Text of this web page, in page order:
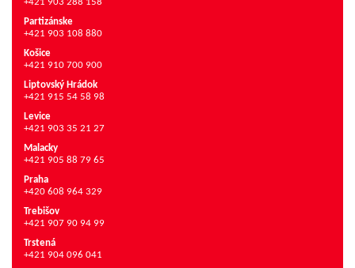
Partizánske
+421 903 108 880
Košice
+421 910 700 900
Liptovský Hrádok
+421 915 54 58 98
Levice
+421 903 35 21 27
Malacky
+421 905 88 79 65
Praha
+420 608 964 329
Trebišov
+421 907 90 94 99
Trstená
+421 904 096 041